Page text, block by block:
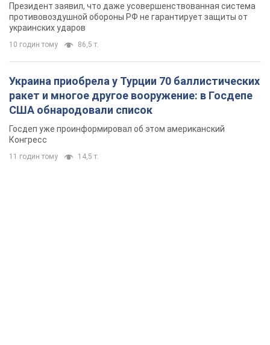
Президент заявил, что даже усовершенствованная система
противовоздушной обороны РФ не гарантирует защиты от
украинских ударов
10 годин тому 86,5 т.
Украина приобрела у Турции 70 баллистических
ракет и многое другое вооружение: в Госдепе
США обнародовали список
Госдеп уже проинформировал об этом американский
Конгресс
11 годин тому 14,5 т.